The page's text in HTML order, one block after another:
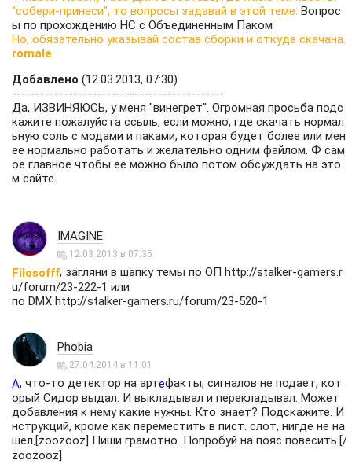
"собери-принеси", то вопросы задавай в этой теме: Вопрос
ы по прохождению НС с Объединенным Паком
Но, обязательно указывай состав сборки и откуда скачана.
romale
Добавлено (12.03.2013, 07:30)
---------------------------------------------
Да, ИЗВИНЯЮСЬ, у меня "винегрет". Огромная просьба подс
кажите пожалуйста ссыль, если можно, где скачать нормал
ьную соль с модами и паками, которая будет более или мен
ее нормально работать и желательно одним файлом. Ф сам
ое главное чтобы её можно было потом обсуждать на это
м сайте.
IMAGINE
12.03.2013 в 07:35
Filosofff, загляни в шапку темы по ОП http://stalker-gamers.r
u/forum/23-222-1 или
по DMX http://stalker-gamers.ru/forum/23-520-1
Phobia
27.04.2014 в 11:01
А, что-то детектор на артефакты, сигналов не подает, кот
орый Сидор выдал. И выкладывал и перекладывал. Может
добавления к нему какие нужны. Кто знает? Подскажите. И
нструкций, кроме как переместить в пист. слот, нигде не на
шёл.[zoozooz] Пиши грамотно. Попробуй на пояс повесить.[/
zoozooz]